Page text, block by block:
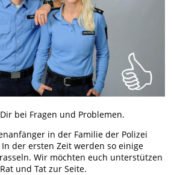
bei Fragen und Problemen.
in der Familie der Polizei
der ersten Zeit werden so einige
Wir möchten euch unterstützen
und Tat zur Seite.